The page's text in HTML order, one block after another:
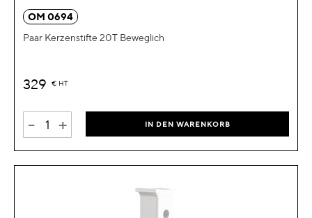
OM 0694
Paar Kerzenstifte 20T Beweglich
329 € HT
- + IN DEN WARENKORB